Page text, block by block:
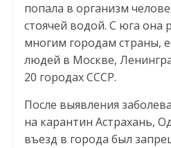
попала в организм
стоячей водой. С юга она
многим городам страны,
людей в Москве,
20 городах СССР.
После выявления
на карантин Астрахань,
въезд в города был